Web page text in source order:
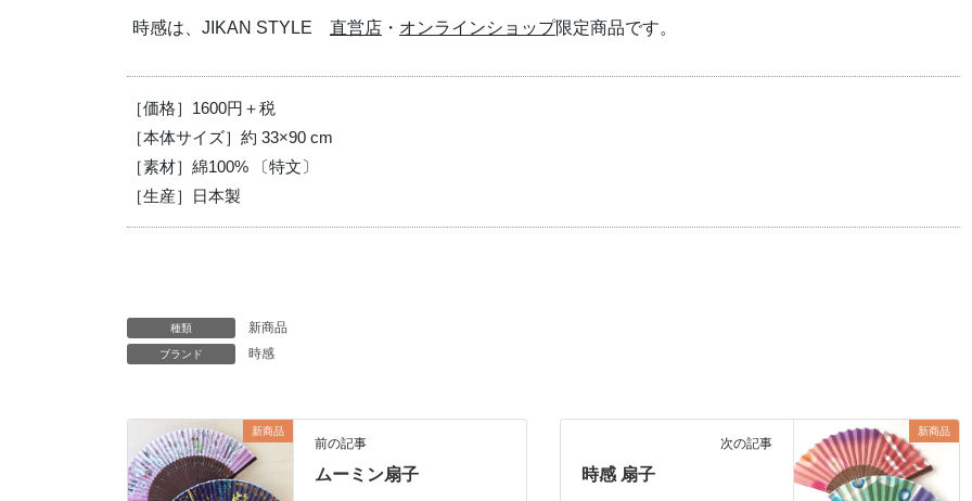
時感は、JIKAN STYLE 直営店 ・ オンラインショップ限定商品です。
［価格］1600円＋税
［本体サイズ］約 33×90 cm
［素材］綿100% 〔特文〕
［生産］日本製
種類 新商品
ブランド 時感
新商品
前の記事
ムーミン扇子
新商品
次の記事
時感 扇子